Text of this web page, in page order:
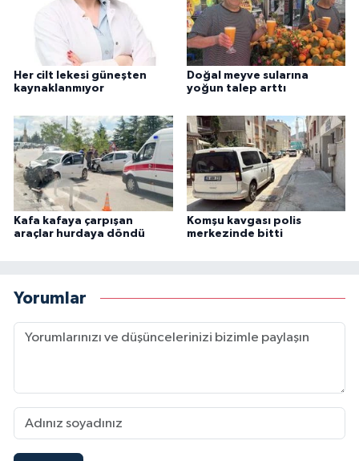
Her cilt lekesi güneşten
kaynaklanmıyor
Doğal meyve sularına
yoğun talep arttı
Kafa kafaya çarpışan
araçlar hurdaya döndü
Komşu kavgası polis
merkezinde bitti
Yorumlar